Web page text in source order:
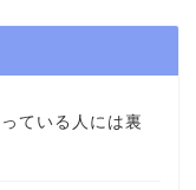
ている人には裏